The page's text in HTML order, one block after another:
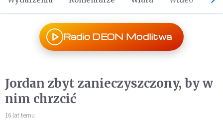
Radio DEON Modlitwa
Jordan zbyt zanieczyszczony, by w
nim chrzcić
16 lat temu